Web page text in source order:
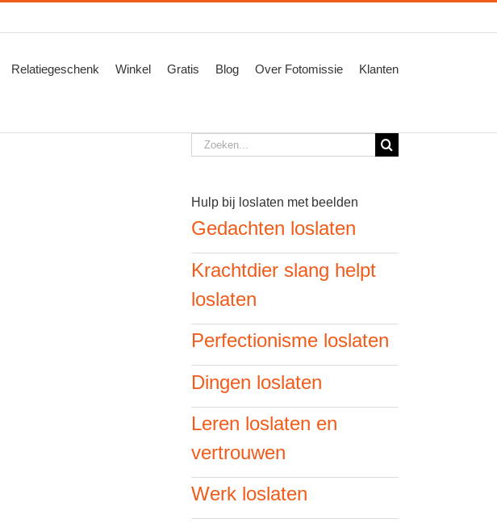
Relatiegeschenk Winkel Gratis Blog Over Fotomissie Klanten
Zoeken
naar:
Hulp bij loslaten met beelden
Gedachten loslaten
Krachtdier slang helpt
loslaten
Perfectionisme loslaten
Dingen loslaten
Leren loslaten en
vertrouwen
Werk loslaten